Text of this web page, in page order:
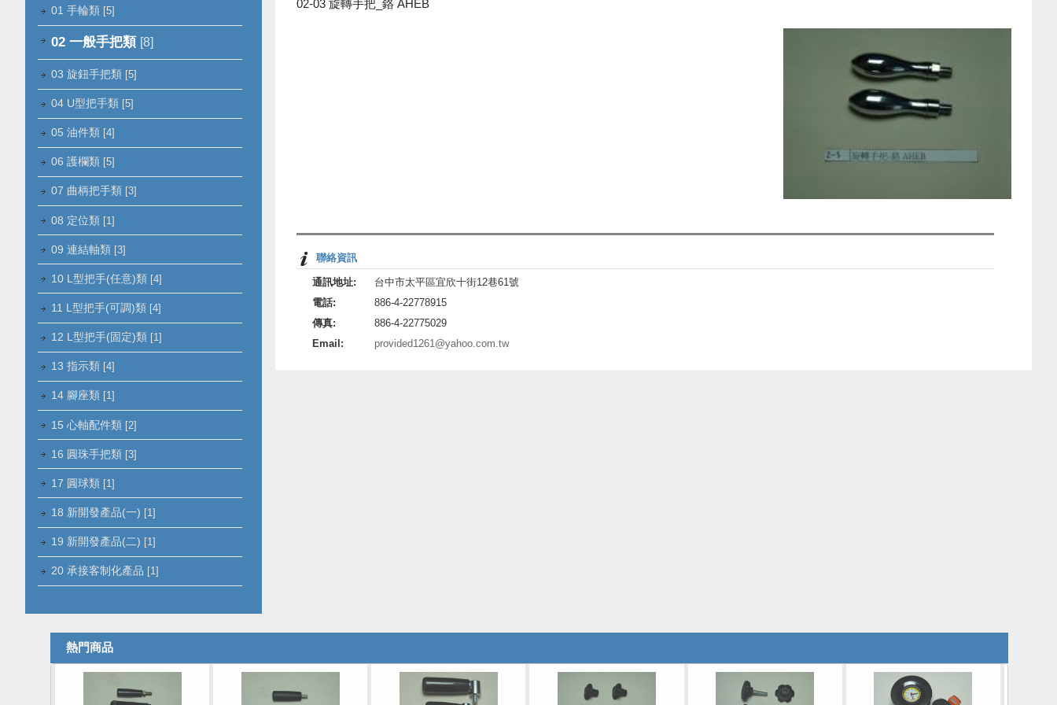
01 手輪類 [5]
02 一般手把類 [8]
03 旋鈕手把類 [5]
04 U型把手類 [5]
05 油件類 [4]
06 護欄類 [5]
07 曲柄把手類 [3]
08 定位類 [1]
09 連結軸類 [3]
10 L型把手(任意)類 [4]
11 L型把手(可調)類 [4]
12 L型把手(固定)類 [1]
13 指示類 [4]
14 腳座類 [1]
15 心軸配件類 [2]
16 圓珠手把類 [3]
17 圓球類 [1]
18 新開發產品(一) [1]
19 新開發產品(二) [1]
20 承接客制化產品 [1]
02-03 旋轉手把_鉻 AHEB
聯絡資訊
通訊地址:
台中市太平區宜欣十街12巷61號
電話:
886-4-22778915
傳真:
886-4-22775029
Email:
provided1261@yahoo.com.tw
熱門商品